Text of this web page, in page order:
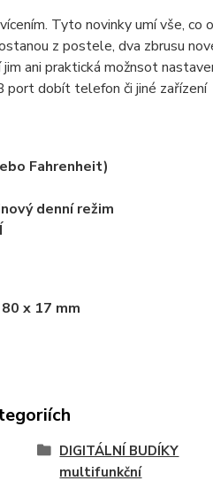
Tyto novinky umí vše,
z postele, dva zbrusu
ani praktická možnsot
port dobít telefon či jiné zařízení
Fahrenheit)
denní režim
x 17 mm
DIGITÁLNÍ BUDÍKY
multifunkční